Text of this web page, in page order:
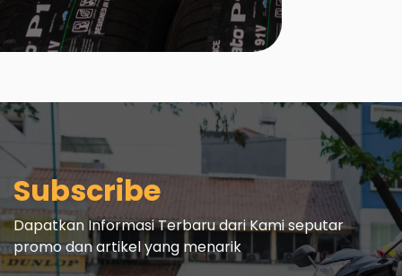
Subscribe
Dapatkan Informasi Terbaru dari Kami seputar
promo dan artikel yang menarik